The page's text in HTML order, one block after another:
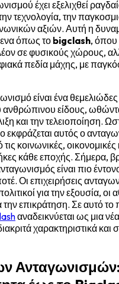
έχει εξελιχθεί
τεχνολογία, την
αξιών. Αυτή η
όπως το bigclash,
σε φυσικούς χώρους,
πεδία μάχης, με
είναι ένα θεμελιώδες
ανθρώπινου είδους,
και την τελειοποίηση.
εκφράζεται αυτός ο
κοινωνικές, οικονομικές
κάθε εποχής. Σήμερα,
είναι πιο
Οι επιχειρήσεις
για την εξουσία, οι
την επικράτηση. Σε αυτό το
αναδεικνύεται ως μια
χαρακτηριστικά και